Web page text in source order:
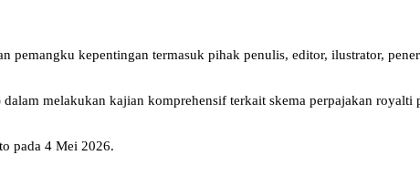
kepentingan termasuk pihak penulis, editor, ilustrator,
melakukan kajian komprehensif terkait skema perpajakan royalti
pada 4 Mei 2026.